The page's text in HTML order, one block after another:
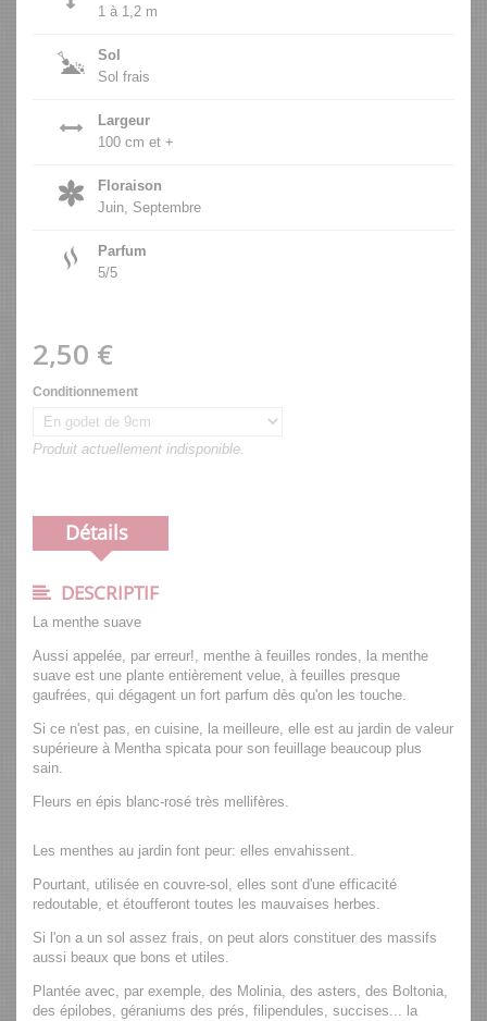
1 à 1,2 m
Sol
Sol frais
Largeur
100 cm et +
Floraison
Juin, Septembre
Parfum
5/5
2,50 €
Conditionnement
Produit actuellement indisponible.
Détails
DESCRIPTIF
La menthe suave
Aussi appelée, par erreur!, menthe à feuilles rondes, la menthe
suave est une plante entièrement velue, à feuilles presque
gaufrées, qui dégagent un fort parfum dès qu'on les touche.
Si ce n'est pas, en cuisine, la meilleure, elle est au jardin de valeur
supérieure à Mentha spicata pour son feuillage beaucoup plus
sain.
Fleurs en épis blanc-rosé très mellifères.
Les menthes au jardin font peur: elles envahissent.
Pourtant, utilisée en couvre-sol, elles sont d'une efficacité
redoutable, et étoufferont toutes les mauvaises herbes.
Si l'on a un sol assez frais, on peut alors constituer des massifs
aussi beaux que bons et utiles.
Plantée avec, par exemple, des Molinia, des asters, des Boltonia,
des épilobes, géraniums des prés, filipendules, succises... la